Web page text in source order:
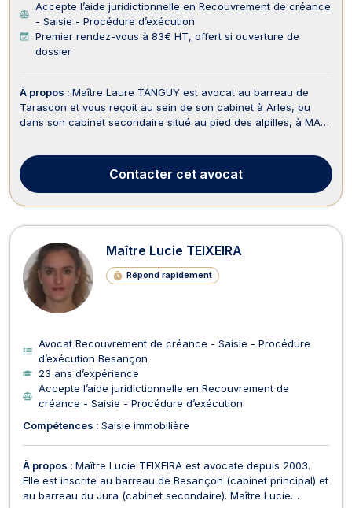
Accepte l’aide juridictionnelle en Recouvrement de créance
- Saisie - Procédure d’exécution
Premier rendez-vous à 83€ HT, offert si ouverture de
dossier
À propos : Maître Laure TANGUY est avocat au barreau de
Tarascon et vous reçoit au sein de son cabinet à Arles, ou
dans son cabinet secondaire situé au pied des alpilles, à MAS
construction et droit du crédit et de...
Contacter cet avocat
Maître Lucie TEIXEIRA
Répond rapidement
Avocat Recouvrement de créance - Saisie - Procédure
d’exécution Besançon
23 ans d’expérience
Accepte l’aide juridictionnelle en Recouvrement de
créance - Saisie - Procédure d’exécution
Compétences : Saisie immobilière
À propos : Maître Lucie TEIXEIRA est avocate depuis 2003.
Elle est inscrite au barreau de Besançon (cabinet principal) et
au barreau du Jura (cabinet secondaire). Maître Lucie